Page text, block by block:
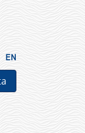
EN